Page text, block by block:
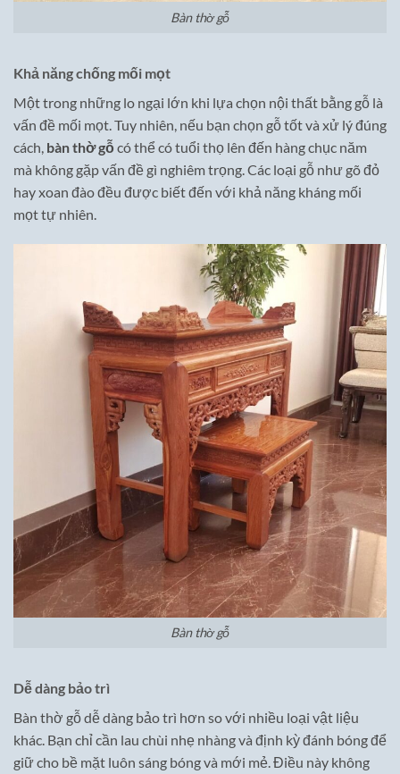
Bàn thờ gỗ
Khả năng chống mối mọt
Một trong những lo ngại lớn khi lựa chọn nội thất bằng gỗ là
vấn đề mối mọt. Tuy nhiên, nếu bạn chọn gỗ tốt và xử lý đúng
cách, bàn thờ gỗ có thể có tuổi thọ lên đến hàng chục năm
mà không gặp vấn đề gì nghiêm trọng. Các loại gỗ như gõ đỏ
hay xoan đào đều được biết đến với khả năng kháng mối
mọt tự nhiên.
Bàn thờ gỗ
Dễ dàng bảo trì
Bàn thờ gỗ dễ dàng bảo trì hơn so với nhiều loại vật liệu
khác. Bạn chỉ cần lau chùi nhẹ nhàng và định kỳ đánh bóng để
giữ cho bề mặt luôn sáng bóng và mới mẻ. Điều này không